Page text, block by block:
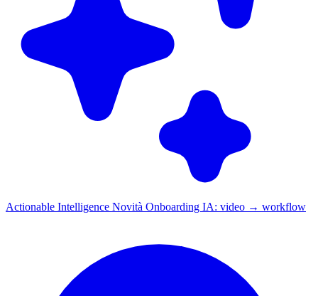
Actionable Intelligence Novità Onboarding IA: video → workflow